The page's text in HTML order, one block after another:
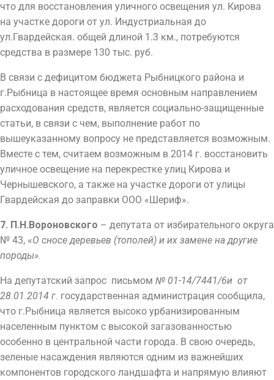
что для восстановления уличного освещения ул. Кирова
на участке дороги от ул. Индустриальная до
ул.Гвардейская. общей длиной 1.3 км., потребуются
средства в размере 130 тыс. руб.
В связи с дефицитом бюджета Рыбницкого района и
г.Рыбница в настоящее время основным направлением
расходования средств, является социально-защищенные
статьи, в связи с чем, выполнение работ по
вышеуказанному вопросу не представляется возможным.
Вместе с тем, считаем возможным в 2014 г. восстановить
уличное освещение на перекрестке улиц Кирова и
Чернышевского, а также на участке дороги от улицы
Гвардейская до заправки ООО «Шериф».
7. П.Н.Вороновского – депутата от избирательного округа
№ 43, «О сносе деревьев (тополей) и их замене на другие
породы».
На депутатский запрос письмом № 01-14/7441/6и от
28.01.2014 г. государственная администрация сообщила,
что г.Рыбница является высоко урбанизированным
населенным пунктом с высокой загазованностью
особенно в центральной части города. В свою очередь,
зеленые насаждения являются одним из важнейших
компонентов городского ландшафта и напрямую влияют